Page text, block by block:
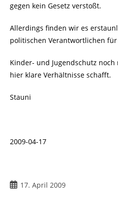
gegen kein Gesetz verstoßt.
Allerdings finden wir es
politischen Verantwortlichen für
Kinder- und Jugendschutz
hier klare Verhältnisse schafft.
Stauni
2009-04-17
Beitrag17. April 2009